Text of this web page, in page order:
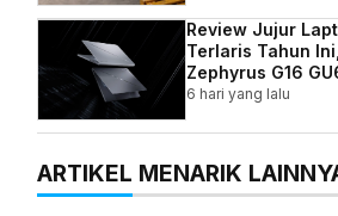
Review Jujur
Terlaris Tahun Ini,
Zephyrus G16
6 hari yang lalu
ARTIKEL MENARIK